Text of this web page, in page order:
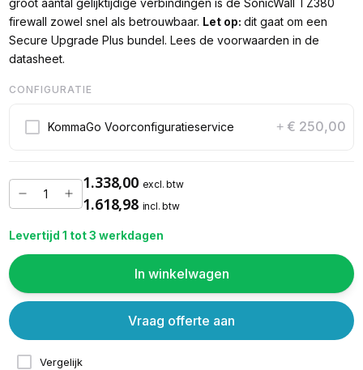
firewall zowel snel als betrouwbaar. Let op: dit gaat om een
Secure Upgrade Plus bundel. Lees de voorwaarden in de
datasheet.
CONFIGURATIE
KommaGo Voorconfiguratieservice + € 250,00
1.338,00 excl. btw
1.618,98 incl. btw
Levertijd 1 tot 3 werkdagen
In winkelwagen
Vergelijk
Vraag offerte aan